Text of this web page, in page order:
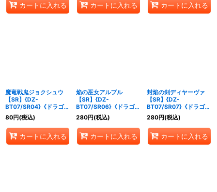
カートに入れる カートに入れる カートに入れる
魔竜戦鬼ジョクシュウ
【SR】{DZ-
BT07/SR04}《ドラゴン
エンパイア》
80円(税込)
カートに入れる
焔の巫女アルプル
【SR】{DZ-
BT07/SR06}《ドラゴン
エンパイア》
280円(税込)
カートに入れる
封焔の剣ディヤーヴァ
【SR】{DZ-
BT07/SR07}《ドラゴン
エンパイア》
280円(税込)
カートに入れる